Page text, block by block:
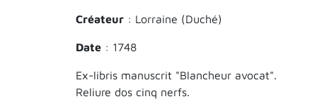
Créateur : Lorraine (Duché)
Date : 1748
Ex-libris manuscrit "Blancheur avocat".
Reliure dos cinq nerfs.